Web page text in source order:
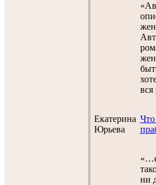
вся
Екатерина
Юрьева
ни